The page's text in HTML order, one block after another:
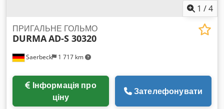
1 /4
Saerbeck 1 717 km
ПРИГАЛЬНЕ ГОЛЬМО
DURMAAD-S 30320
ціну
Зателефонувати